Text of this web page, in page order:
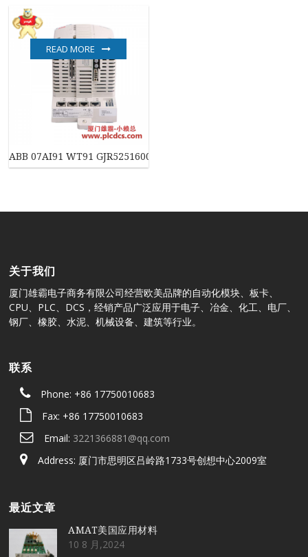
ABB 07AI91 WT91 GJR5251600R4202 模拟输入模块
READ MORE
关于我们
厦门雄霸电子商务有限公司经营欧美品牌的自动化模块、板卡、
CPU、PLC、DCS，经销产品广泛应用于电子、冶金、化工、电厂、
钢厂、橡胶、水泥、机械设备、建筑等行业。
联系
Phone: +86 17750010683
Fax: +86 17750010683
Email: 3221366881@qq.com
Address: 厦门市思明区吕岭路1733号创想中心2009室
最近文章
AMAT美国应用材料
10 8 月,2024